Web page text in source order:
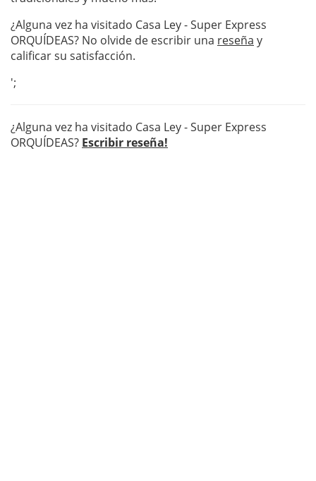
¿Alguna vez ha visitado Casa Ley - Super Express
ORQUÍDEAS? No olvide de escribir una reseña y
calificar su satisfacción.
';
¿Alguna vez ha visitado Casa Ley - Super Express
ORQUÍDEAS? Escribir reseña!